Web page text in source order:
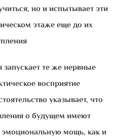
но и испытывает эти
этаже еще до их
те же нервные
восприятие
указывает, что
о будущем имеют
мощь, как и